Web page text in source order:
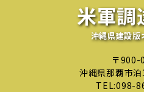
米軍調
沖縄県建設版
〒900-
沖縄県那覇市
TEL:098-